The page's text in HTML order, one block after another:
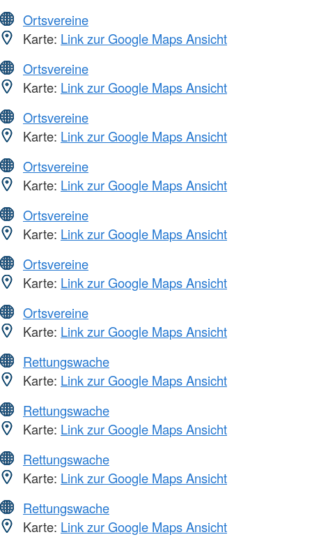
Ortsvereine
Karte: Link zur Google Maps Ansicht
Ortsvereine
Karte: Link zur Google Maps Ansicht
Ortsvereine
Karte: Link zur Google Maps Ansicht
Ortsvereine
Karte: Link zur Google Maps Ansicht
Ortsvereine
Karte: Link zur Google Maps Ansicht
Ortsvereine
Karte: Link zur Google Maps Ansicht
Ortsvereine
Karte: Link zur Google Maps Ansicht
Rettungswache
Karte: Link zur Google Maps Ansicht
Rettungswache
Karte: Link zur Google Maps Ansicht
Rettungswache
Karte: Link zur Google Maps Ansicht
Rettungswache
Karte: Link zur Google Maps Ansicht